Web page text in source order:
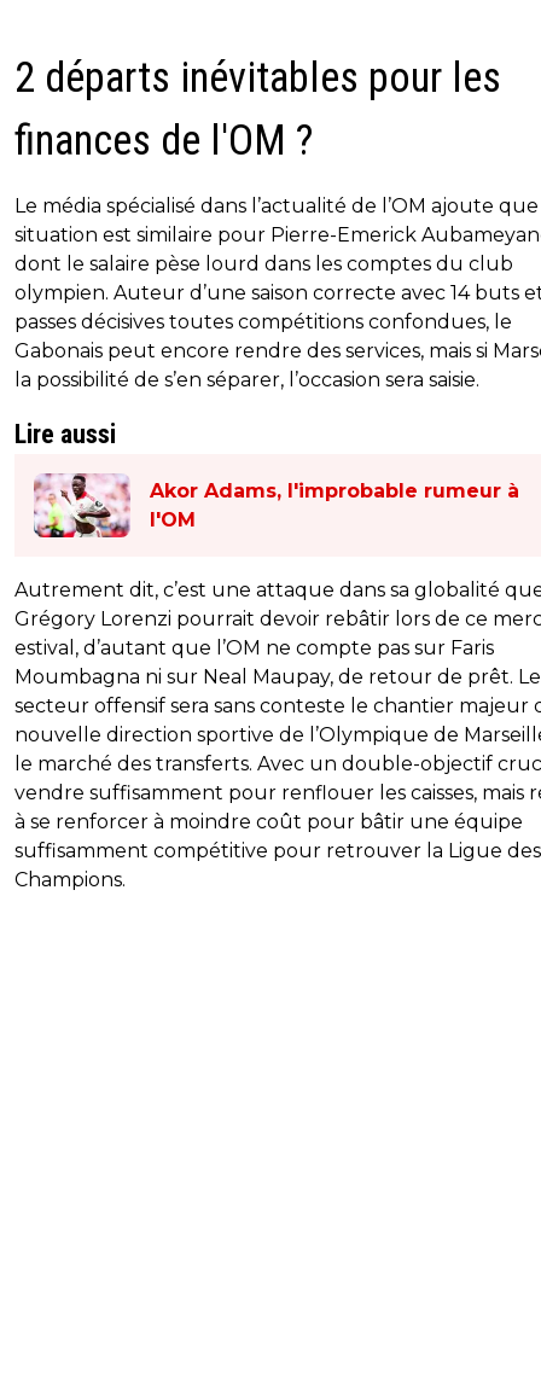
2 départs inévitables pour les
finances de l'OM ?
Le média spécialisé dans l’actualité de l’OM ajoute
situation est similaire pour Pierre-Emerick
dont le salaire pèse lourd dans les comptes du club
olympien. Auteur d’une saison correcte avec 14 buts
passes décisives toutes compétitions confondues, le
Gabonais peut encore rendre des services, mais si
la possibilité de s’en séparer, l’occasion sera saisie.
Lire aussi
Akor Adams, l'improbable rumeur à
l'OM
Autrement dit, c’est une attaque dans sa globalité
Grégory Lorenzi pourrait devoir rebâtir lors de ce
estival, d’autant que l’OM ne compte pas sur Faris
Moumbagna ni sur Neal Maupay, de retour de prêt. Le
secteur offensif sera sans conteste le chantier majeur
nouvelle direction sportive de l’Olympique de
le marché des transferts. Avec un double-objectif
vendre suffisamment pour renflouer les caisses, mais
à se renforcer à moindre coût pour bâtir une équipe
suffisamment compétitive pour retrouver la Ligue des
Champions.